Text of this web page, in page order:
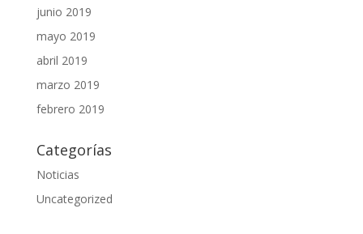
junio 2019
mayo 2019
abril 2019
marzo 2019
febrero 2019
Categorías
Noticias
Uncategorized